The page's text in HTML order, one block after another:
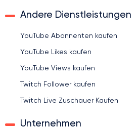
Andere Dienstleistungen
YouTube Abonnenten kaufen
YouTube Likes kaufen
YouTube Views kaufen
Twitch Follower kaufen
Twitch Live Zuschauer Kaufen
Unternehmen